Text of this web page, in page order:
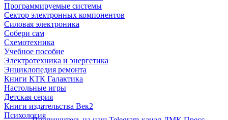
Программируемые системы
Сектор электронных компонентов
Силовая электроника
Собери сам
Схемотехника
Учебное пособие
Электротехника и энергетика
Энциклопедия ремонта
Книги КТК Галактика
Настольные игры
Детская серия
Книги издательства Век2
Психология